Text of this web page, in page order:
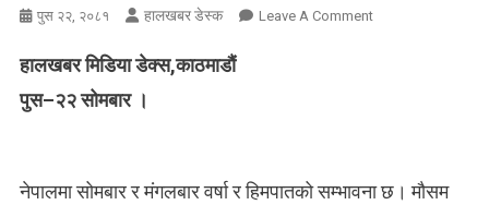
पुस २२, २०८१ हालखबर डेस्क Leave A CommentOn
यी
हालखबर मिडिया डेक्स,काठमाडौं
पुस–२२ सोमबार ।
नेपालमा सोमबार र मंगलबार वर्षा र हिमपातको सम्भावना छ। मौसम